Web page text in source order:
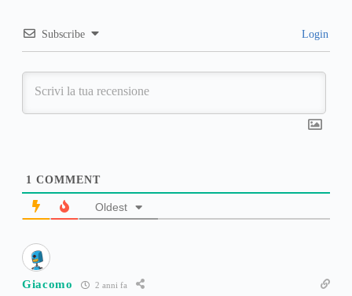
Subscribe Login
1 COMMENT
Oldest
Giacomo 2 anni fa